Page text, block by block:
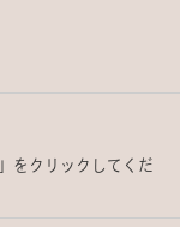
をクリックしてくだ